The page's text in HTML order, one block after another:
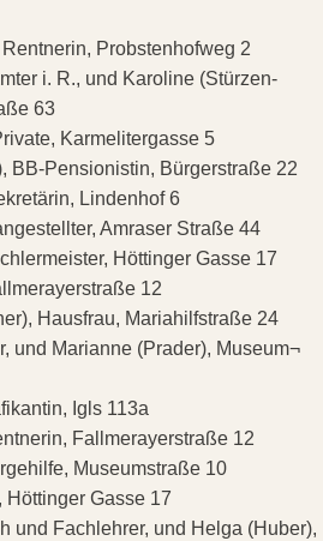
Probstenhofweg 2
i. R., und Karoline (Stürzen-
63
Karmelitergasse 5
BB-Pensionistin, Bürgerstraße 22
Lindenhof 6
Amraser Straße 44
Höttinger Gasse 17
12
Hausfrau, Mariahilfstraße 24
und Marianne (Prader), Museum¬
Igls 113a
Fallmerayerstraße 12
Museumstraße 10
Gasse 17
und Fachlehrer, und Helga (Huber),